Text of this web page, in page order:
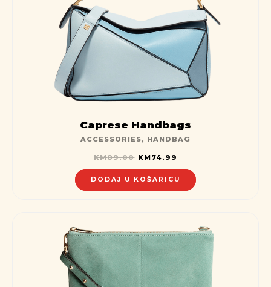
Caprese Handbags
ACCESSORIES, HANDBAG
KM89.00 KM74.99
DODAJ U KOŠARICU